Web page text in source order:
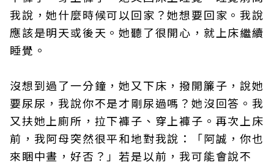
我說，她什麼時候可以回家？她想要回家。我說
應該是明天或後天。她聽了很開心，就上床繼續
睡覺。
沒想到過了一分鐘，她又下床，撥開簾子，說她
要尿尿，我說你不是才剛尿過嗎？她沒回答。我
又扶她上廁所，拉下褲子、穿上褲子。再次上床
前，我阿母突然很平和地對我說：「阿誠，你也
來睏中晝，好否？」若是以前，我可能會說不